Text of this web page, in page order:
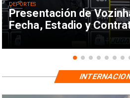
Presentación de
Fecha, Estadio y
DEPORTES